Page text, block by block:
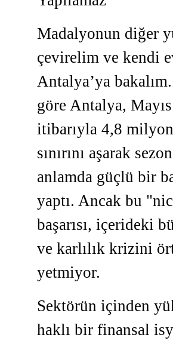
Madalyonun diğer
çevirelim ve kendi
Antalya’ya
göre Antalya,
itibarıyla 4,8
sınırını aşarak
anlamda güçlü bir
yaptı. Ancak bu
başarısı, içerideki
ve karlılık krizini
yetmiyor.
Sektörün içinden
haklı bir finansal